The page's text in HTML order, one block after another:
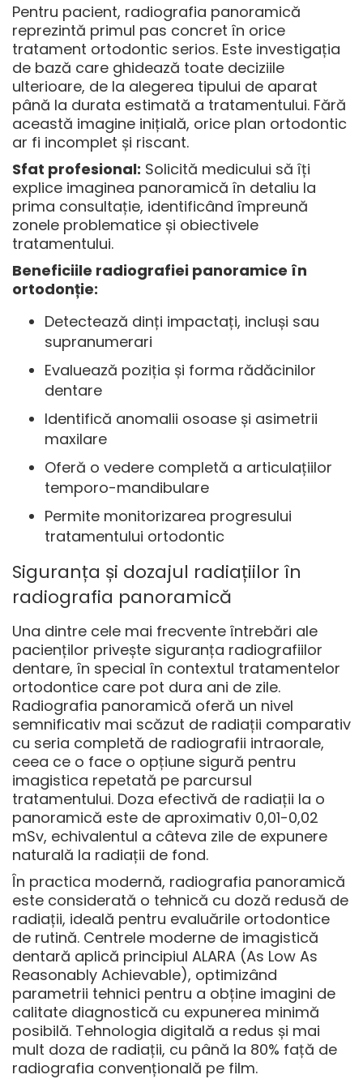
Pentru pacient, radiografia panoramică
reprezintă primul pas concret în orice
tratament ortodontic serios. Este investigația
de bază care ghidează toate deciziile
ulterioare, de la alegerea tipului de aparat
până la durata estimată a tratamentului. Fără
această imagine inițială, orice plan ortodontic
ar fi incomplet și riscant.
Sfat profesional: Solicită medicului să îți
explice imaginea panoramică în detaliu la
prima consultație, identificând împreună
zonele problematice și obiectivele
tratamentului.
Beneficiile radiografiei panoramice în
ortodonție:
Detectează dinți impactați, incluși sau
supranumerari
Evaluează poziția și forma rădăcinilor
dentare
Identifică anomalii osoase și asimetrii
maxilare
Oferă o vedere completă a articulațiilor
temporo-mandibulare
Permite monitorizarea progresului
tratamentului ortodontic
Siguranța și dozajul radiațiilor în
radiografia panoramică
Una dintre cele mai frecvente întrebări ale
pacienților privește siguranța radiografiilor
dentare, în special în contextul tratamentelor
ortodontice care pot dura ani de zile.
Radiografia panoramică oferă un nivel
semnificativ mai scăzut de radiații comparativ
cu seria completă de radiografii intraorale,
ceea ce o face o opțiune sigură pentru
imagistica repetată pe parcursul
tratamentului. Doza efectivă de radiații la o
panoramică este de aproximativ 0,01-0,02
mSv, echivalentul a câteva zile de expunere
naturală la radiații de fond.
În practica modernă, radiografia panoramică
este considerată o tehnică cu doză redusă de
radiații, ideală pentru evaluările ortodontice
de rutină. Centrele moderne de imagistică
dentară aplică principiul ALARA (As Low As
Reasonably Achievable), optimizând
parametrii tehnici pentru a obține imagini de
calitate diagnostică cu expunerea minimă
posibilă. Tehnologia digitală a redus și mai
mult doza de radiații, cu până la 80% față de
radiografia convențională pe film.